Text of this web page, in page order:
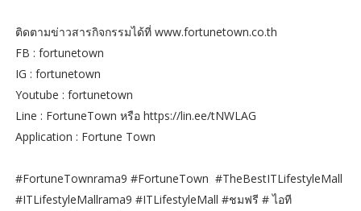
ติดตามข่าวสารกิจกรรมได้ที่ www.fortunetown.co.th
FB : fortunetown ​
IG : fortunetown
Youtube : fortunetown
Line : FortuneTown หรือ https://lin.ee/tNWLAG
Application : Fortune Town
#FortuneTownrama9 #FortuneTown #TheBestITLifestyleMall
#ITLifestyleMallrama9 #ITLifestyleMall #ชมฟรี # ไอที